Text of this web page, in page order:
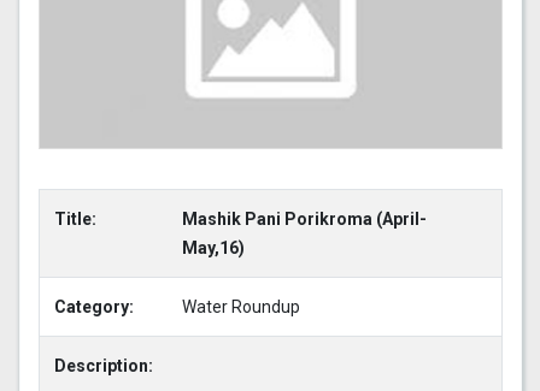
Title:
Mashik Pani Porikroma (April-
May,16)
Category: Water Roundup
Description: